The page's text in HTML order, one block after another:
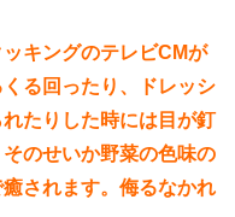
キングのテレビCMが
る回ったり、ドレッシ
たりした時には目が釘
のせいか野菜の色味の
されます。侮るなかれ